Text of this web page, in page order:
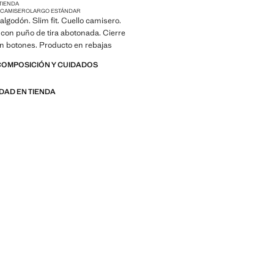
LARGO ESTÁNDAR
Slim fit. Cuello camisero.
puño de tira abotonada. Cierre
botones. Producto en rebajas
Y CUIDADOS
EN TIENDA